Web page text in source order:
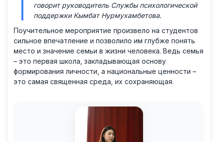
говорит руководитель Службы психологической
поддержки Кымбат Нурмухамбетова.
Поучительное мероприятие произвело на студентов
сильное впечатление и позволило им глубже понять
место и значение семьи в жизни человека. Ведь семья
– это первая школа, закладывающая основу
формирования личности, а национальные ценности –
это самая священная среда, их сохраняющая.